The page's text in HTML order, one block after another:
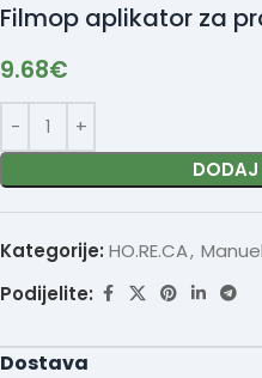
Filmop aplikator za
9.68€
DODAJ
Kategorije: HO.RE.CA,
Podijelite:
Dostava